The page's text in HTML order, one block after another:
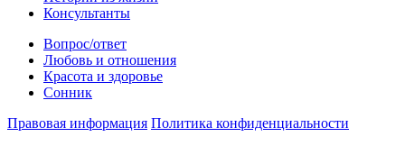
Консультанты
Вопрос/ответ
Любовь и отношения
Красота и здоровье
Сонник
Правовая информация Политика конфиденциальности